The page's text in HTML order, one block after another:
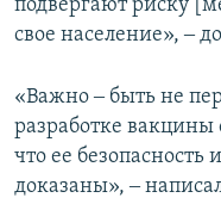
подвергают риску
свое население», ‒
«Важно ‒ быть не
разработке вакцины
что ее
доказаны», ‒